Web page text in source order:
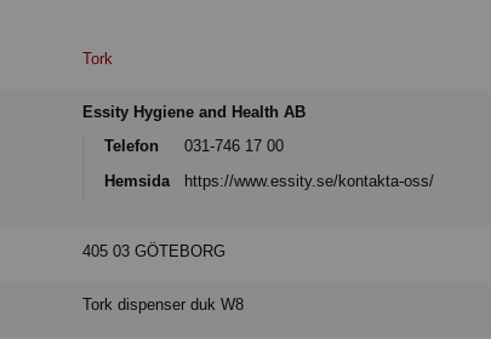
Tork
Essity Hygiene and Health AB
Telefon
031-746 17 00
Hemsida
https://www.essity.se/kontakta-oss/
405 03 GÖTEBORG
Tork dispenser duk W8